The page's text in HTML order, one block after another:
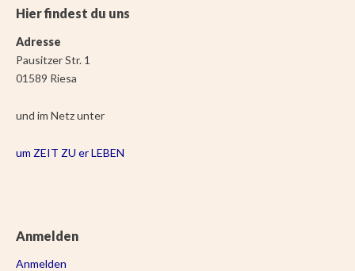
Hier findest du uns
Adresse
Pausitzer Str. 1
01589 Riesa
und im Netz unter
um ZEIT ZU er LEBEN
Anmelden
Anmelden